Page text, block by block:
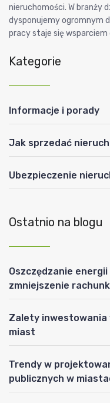
nieruchomości. W branży
dysponujemy ogromnym
pracy staje się wsparciem
Kategorie
Informacje i porady
Jak sprzedać
Ubezpieczenie
Ostatnio na blogu
Oszczędzanie
zmniejszenie
Zalety inwestowania
miast
Trendy w
publicznych w